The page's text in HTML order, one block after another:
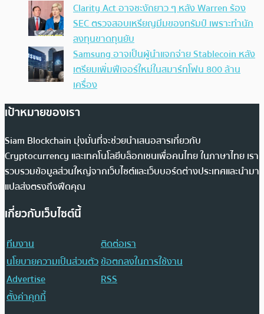
Clarity Act อาจชะงักยาว ๆ หลัง Warren ร้อง
SEC ตรวจสอบเหรียญมีมของทรัมป์ เพราะทำนัก
ลงทุนขาดทุนยับ
Samsung อาจเป็นผู้นำแจกจ่าย Stablecoin หลัง
เตรียมเพิ่มฟีเจอร์ใหม่ในสมาร์ทโฟน 800 ล้าน
เครื่อง
เป้าหมายของเรา
Siam Blockchain มุ่งมั่นที่จะช่วยนำเสนอสารเกี่ยวกับ
Cryptocurrency และเทคโนโลยีบล็อกเชนเพื่อคนไทย ในภาษาไทย เรา
รวบรวมข้อมูลส่วนใหญ่จากเว็บไซต์และเว็บบอร์ดต่างประเทศและนำมา
แปลส่งตรงถึงฟีดคุณ
เกี่ยวกับเว็บไซต์นี้
ทีมงาน
ติดต่อเรา
นโยบายความเป็นส่วนตัวข้อตกลงในการใช้งาน
Advertise
RSS
ตั้งค่าคุกกี้